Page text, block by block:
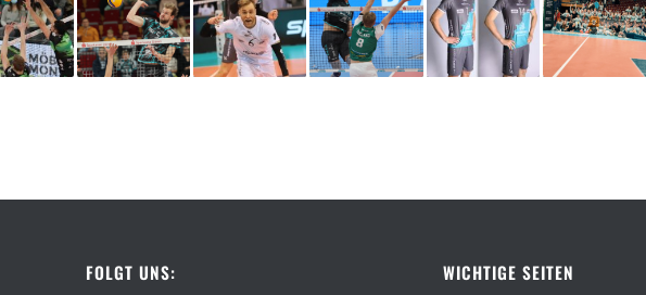
FOLGT UNS: WICHTIGE SEITEN